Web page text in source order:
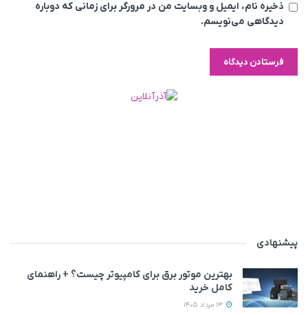
ذخیره نام، ایمیل و وبسایت من در مرورگر برای زمانی که دوباره
دیدگاهی می‌نویسم.
پیشنهادی
بهترین موتور برق برای کامپیوتر چیست؟ + راهنمای
کامل خرید